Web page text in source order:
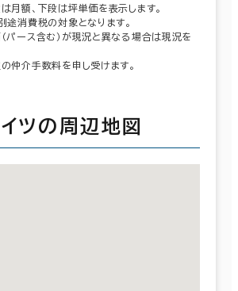
月額、下段は坪単価を表示します。
途消費税の対象となります。
パース含む）が現況と異なる場合は現況を
仲介手数料を申し受けます。
ツの周辺地図